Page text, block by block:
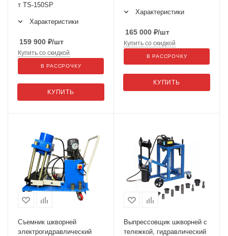
т TS-150SP
Характеристики
159 900 ₽/шт
КУПИТЬ
Купить со скидкой
В РАССРОЧКУ
Характеристики
165 000 ₽/шт
КУПИТЬ
Купить со скидкой
В РАССРОЧКУ
Съемник шкворней
электрогидравлический
Выпрессовщик шкворней с
тележкой, гидравлический